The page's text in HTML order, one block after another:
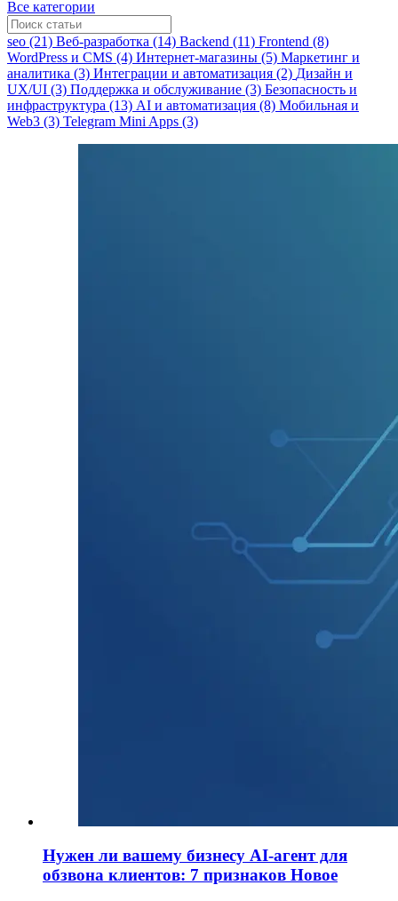
Все категории
seo (21) Веб-разработка (14) Backend (11) Frontend (8)
WordPress и CMS (4) Интернет-магазины (5) Маркетинг и
аналитика (3) Интеграции и автоматизация (2) Дизайн и
UX/UI (3) Поддержка и обслуживание (3) Безопасность и
инфраструктура (13) AI и автоматизация (8) Мобильная и
Web3 (3) Telegram Mini Apps (3)
Нужен ли вашему бизнесу AI-агент для
обзвона клиентов: 7 признаков Новое